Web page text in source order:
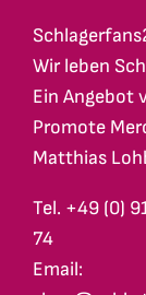
Wir leben
Ein Angebot
Promote
Matthias
Tel. +49 (0)
74
Email: